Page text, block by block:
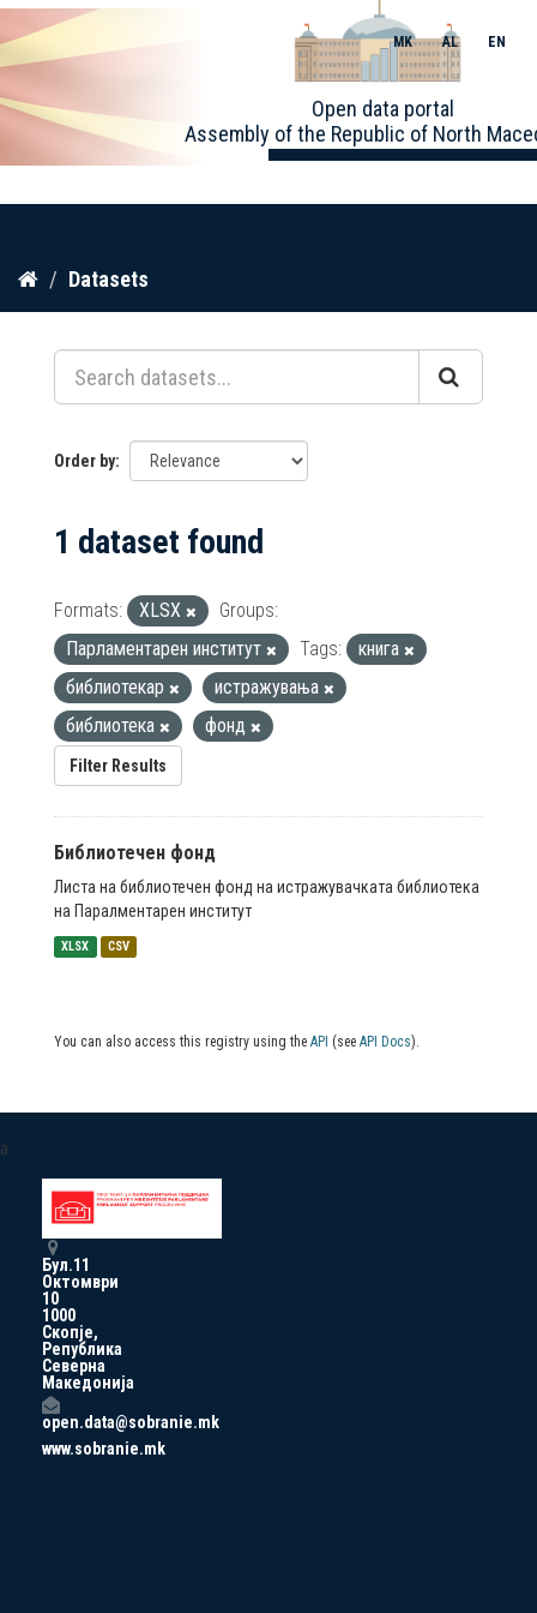
Skip
content
Open data portal
Assembly of the Republic of North
MK AL EN
Datasets
Order by
1 dataset found
Formats: XLSX
Groups:
Парламентарен институт
Tags:
книга
библиотекар
истражувања
библиотека
фонд
Filter Results
Библиотечен фонд
Листа на библиотечен фонд на истражувачката библиотека
на Паралментарен институт
XLSX CSV
You can also access this registry using the API (see API Docs).
a
Бул.11
Октомври
10
1000
Скопје,
Република
Северна
Македонија
open.data@sobranie.mk
www.sobranie.mk